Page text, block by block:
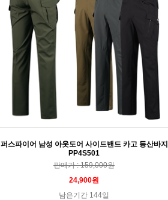
퍼스파이어 남성 아웃도어 사이드밴드 카고 등산바지
PP4S501
판매가 : 159,000원
24,900원
남은기간 144일